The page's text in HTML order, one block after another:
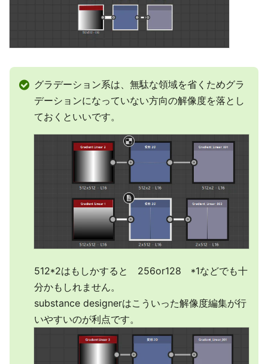
グラデーション系は、無駄な領域を省くためグラ
デーションになっていない方向の解像度を落とし
ておくといいです。
512*2はもしかすると 256or128 *1などでも十
分かもしれません。
substance designerはこういった解像度編集が行
いやすいのが利点です。